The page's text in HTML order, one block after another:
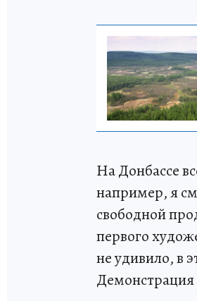
На Донбассе
например, я
свободной
первого
не удивило, в
Демонстрация